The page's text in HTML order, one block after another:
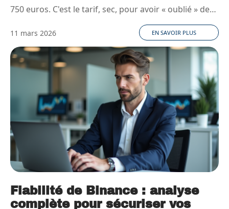
750 euros. C'est le tarif, sec, pour avoir « oublié » de…
11 mars 2026 EN SAVOIR PLUS
Fiabilité de Binance : analyse
complète pour sécuriser vos